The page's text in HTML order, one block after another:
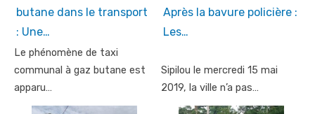
butane dans le transport
: Une…
Le phénomène de taxi
communal à gaz butane est
apparu…
Après la bavure policière :
Les…
Sipilou le mercredi 15 mai
2019, la ville n’a pas…